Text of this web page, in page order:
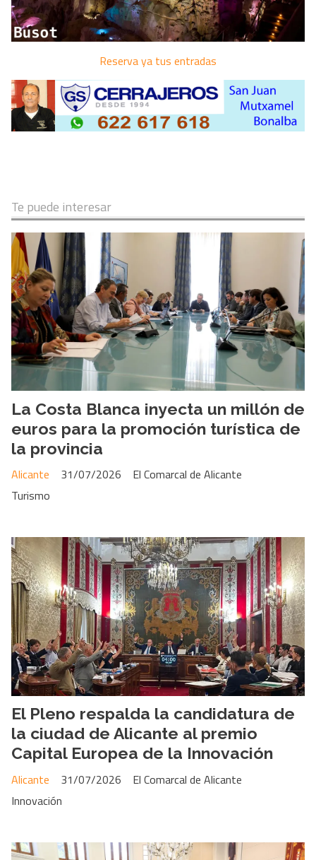
Reserva ya tus entradas
Te puede interesar
La Costa Blanca inyecta un millón de
euros para la promoción turística de
la provincia
El Comarcal de Alicante
Alicante
31/07/2026
Turismo
El Pleno respalda la candidatura de
la ciudad de Alicante al premio
Capital Europea de la Innovación
El Comarcal de Alicante
Alicante
31/07/2026
Innovación